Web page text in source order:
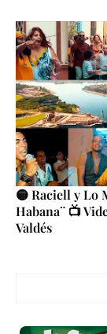
🟡 Raciell y Lo
Habana¨ 📺
Valdés